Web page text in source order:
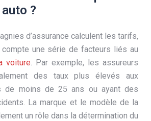
auto ?
d’assurance calculent les tarifs,
une série de facteurs liés au
voiture. Par exemple, les assureurs
des taux plus élevés aux
de moins de 25 ans ou ayant des
La marque et le modèle de la
un rôle dans la détermination du